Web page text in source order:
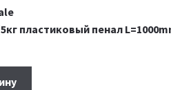
пластиковый пенал